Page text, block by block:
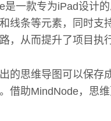
一款专为iPad设计
线条等元素，同时支
，从而提升了项目执
的思维导图可以保存
借助MindNode，思维